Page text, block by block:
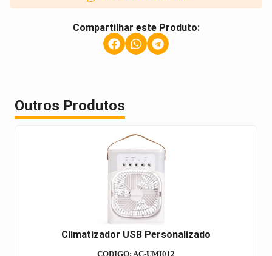
Compartilhar este Produto:
Outros Produtos
Climatizador USB Personalizado
CODIGO: AC-UMI012